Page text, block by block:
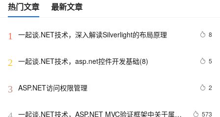
热门文章 最新文章
1 一起谈.NET技术，深入解读Silverlight的布局原理 8
2 一起谈.NET技术，asp.net控件开发基础(8) 5
3 ASP.NET访问权限管理 2
一起谈.NET技术，ASP.NET MVC验证框架中关于属性
573